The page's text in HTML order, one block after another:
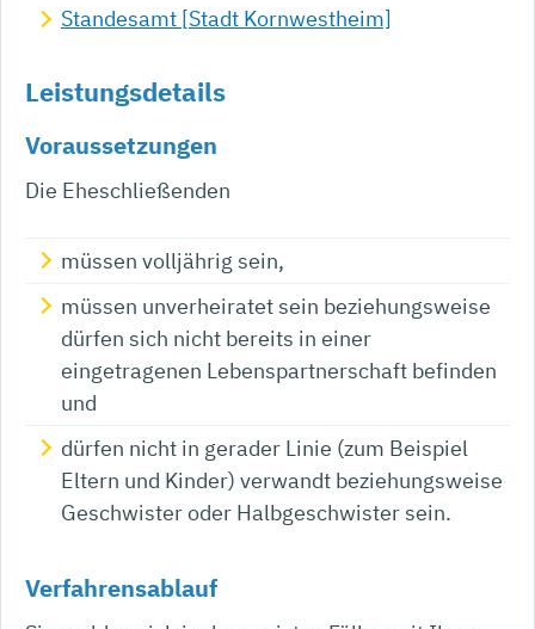
Standesamt [Stadt Kornwestheim]
Leistungsdetails
Voraussetzungen
Die Eheschließenden
müssen volljährig sein,
müssen unverheiratet sein beziehungsweise
dürfen sich nicht bereits in einer
eingetragenen Lebenspartnerschaft befinden
und
dürfen nicht in gerader Linie (zum Beispiel
Eltern und Kinder) verwandt beziehungsweise
Geschwister oder Halbgeschwister sein.
Verfahrensablauf